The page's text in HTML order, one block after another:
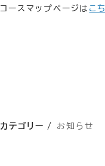
コースマップページは こ
カテゴリー お知らせ